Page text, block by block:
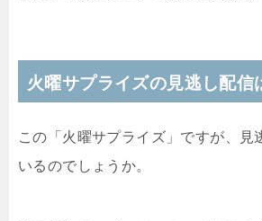
火曜サプライズの見逃し配信
この「火曜サプライズ」ですが、見
いるのでしょうか。